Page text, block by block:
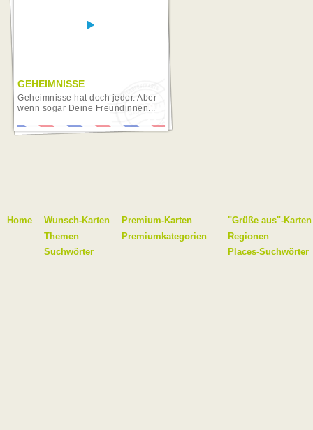
GEHEIMNISSE
Geheimnisse hat doch jeder. Aber
wenn sogar Deine Freundinnen...
Home
Wunsch-Karten
Themen
Suchwörter
Premium-Karten
Premiumkategorien
"Grüße aus"-Karten
Regionen
Places-Suchwörter